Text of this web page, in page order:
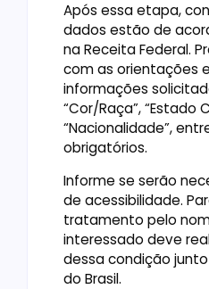
Após essa etapa,
dados estão de
na Receita Federal.
com as orientações
informações
“Cor/Raça”, “Estado
“Nacionalidade”,
obrigatórios.
Informe se serão
de acessibilidade.
tratamento pelo
interessado deve
dessa condição
do Brasil.